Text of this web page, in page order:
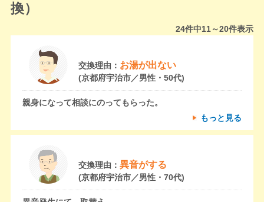
換）
24件中11～20件表示
交換理由： お湯が出ない
(京都府宇治市／男性・50代)
親身になって相談にのってもらった。
もっと見る
交換理由： 異音がする
(京都府宇治市／男性・70代)